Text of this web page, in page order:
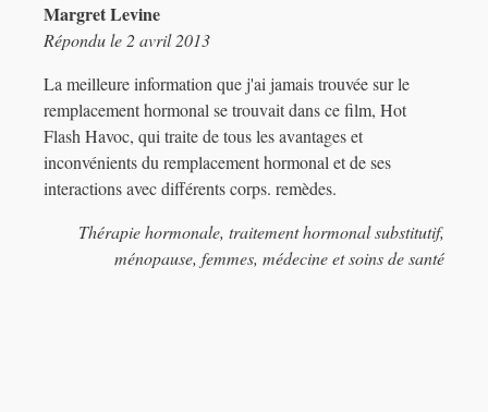
Margret Levine
Répondu le 2 avril 2013
La meilleure information que j'ai jamais trouvée sur le
remplacement hormonal se trouvait dans ce film, Hot
Flash Havoc, qui traite de tous les avantages et
inconvénients du remplacement hormonal et de ses
interactions avec différents corps. remèdes.
Thérapie hormonale, traitement hormonal substitutif,
ménopause, femmes, médecine et soins de santé